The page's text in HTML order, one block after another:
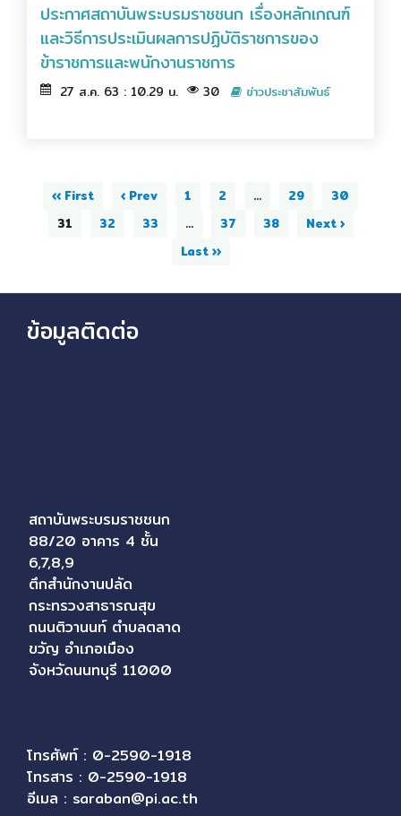
ประกาศสถาบันพระบรมราชชนก เรื่องหลักเกณฑ์
และวิธีการประเมินผลการปฏิบัติราชการของ
ข้าราชการและพนักงานราชการ
27 ส.ค. 63 : 10.29 น. 30 ข่าวประชาสัมพันธ์
‹‹ First ‹ Prev 1 2 ... 29
30
31
32 33 ... 37 38
Next ›
Last ››
ข้อมูลติดต่อ
สถาบันพระบรมราชชนก
88/20 อาคาร 4 ชั้น
6,7,8,9
ตึกสำนักงานปลัด
กระทรวงสาธารณสุข
ถนนติวานนท์ ตำบลตลาด
ขวัญ อำเภอเมือง
จังหวัดนนทบุรี 11000
โทรศัพท์ : 0-2590-1918
โทรสาร : 0-2590-1918
อีเมล : saraban@pi.ac.th